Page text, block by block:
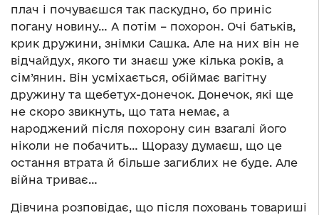
плач і почуваєшся так паскудно, бо приніс
погану новину… А потім – похорон. Очі батьків,
крик дружини, знімки Сашка. Але на них він не
відчайдух, якого ти знаєш уже кілька років, а
сім’янин. Він усміхається, обіймає вагітну
дружину та щебетух-донечок. Донечок, які ще
не скоро звикнуть, що тата немає, а
народжений після похорону син взагалі його
ніколи не побачить… Щоразу думаєш, що це
остання втрата й більше загиблих не буде. Але
війна триває…
Дівчина розповідає, що після поховань товариші